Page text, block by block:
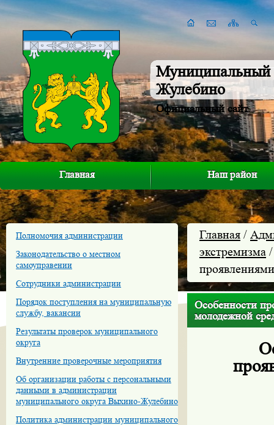
Муниципальный
Жулебино
Официальный сайт
Главная Наш район
Полномочия администрации
Законодательство о местном
самоуправении
Сотрудники администрации
Порядок поступления на муниципальную
службу, вакансии
Результаты проверок муниципального
округа
Внутренние проверочные мероприятия
Об организации работы с персональными
данными в администрации
муниципального округа Выхино-Жулебино
Политика администрации муниципального
Главная /
экстремизма
Особенности
молодежной